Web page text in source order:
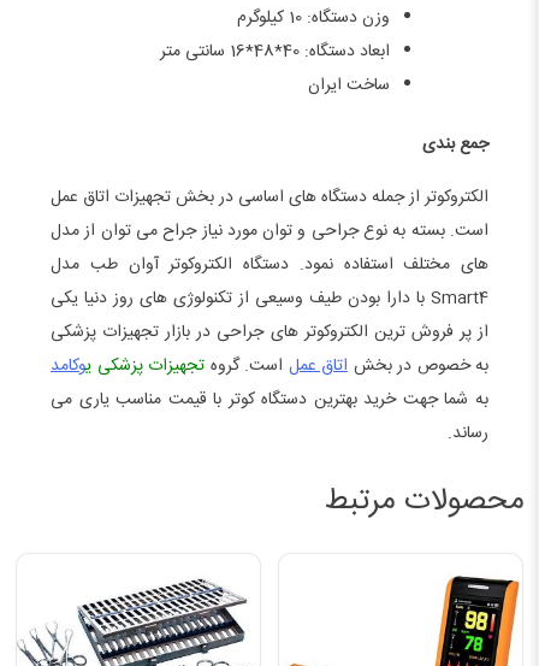
وزن دستگاه: 10 کیلوگرم
ابعاد دستگاه: 40*48*16 سانتی متر
ساخت ایران
جمع بندی
الکتروکوتر از جمله دستگاه های اساسی در بخش تجهیزات اتاق عمل
است. بسته به نوع جراحی و توان مورد نیاز جراح می توان از مدل
های مختلف استفاده نمود. دستگاه الکتروکوتر آوان طب مدل
Smart4 با دارا بودن طیف وسیعی از تکنولوژی های روز دنیا یکی
از پر فروش ترین الکتروکوتر های جراحی در بازار تجهیزات پزشکی
به خصوص در بخش اتاق عمل است. گروه تجهیزات پزشکی یوکامد
به شما جهت خرید بهترین دستگاه کوتر با قیمت مناسب یاری می
رساند.
محصولات مرتبط